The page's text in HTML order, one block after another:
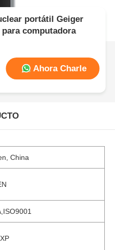
portátil Geiger
para computadora
Ahora Charle
China